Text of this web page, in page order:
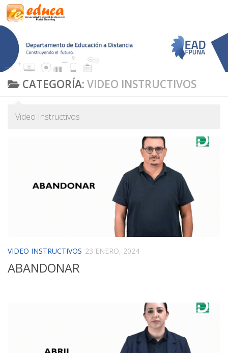
Saltar al contenido
CATEGORÍA: VIDEO INSTRUCTIVOS
Video Instructivos
VIDEO INSTRUCTIVOS 23 ENERO, 2024
ABANDONAR